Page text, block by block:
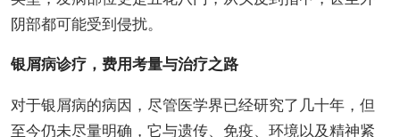
阴部都可能受到侵扰。
银屑病诊疗，费用考量与治疗之路
对于银屑病的病因，尽管医学界已经研究了几十年，但
至今仍未尽量明确，它与遗传、免疫、环境以及精神紧